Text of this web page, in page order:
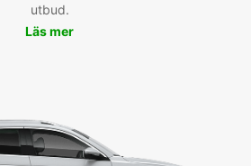
utbud.
Läs mer